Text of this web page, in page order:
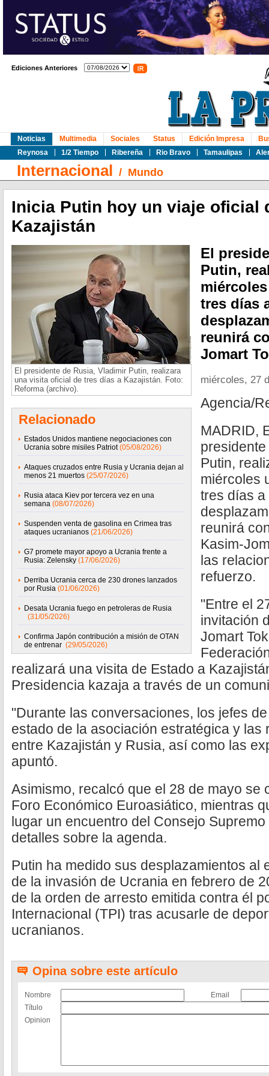
Ediciones Anteriores
Noticias
Reynosa
1/2 Tiempo Ribereña Rio Bravo Tamaulipas
Multimedia Sociales Status Edición Impresa
Internacional / Mundo
Inicia Putin hoy un viaje oficial
Kazajistán
El presidente de Rusia, Vladimir Putin, realizara
una visita oficial de tres días a Kazajistán. Foto:
Reforma (archivo).
Relacionado
Estados Unidos mantiene negociaciones con
Ucrania sobre misiles Patriot (05/08/2026)
Ataques cruzados entre Rusia y Ucrania dejan al
menos 21 muertos (25/07/2026)
Rusia ataca Kiev por tercera vez en una
semana (08/07/2026)
Suspenden venta de gasolina en Crimea tras
ataques ucranianos (21/06/2026)
G7 promete mayor apoyo a Ucrania frente a
Rusia: Zelensky (17/06/2026)
Derriba Ucrania cerca de 230 drones lanzados
por Rusia (01/06/2026)
Desata Ucrania fuego en petroleras de Rusia
(31/05/2026)
Confirma Japón contribución a misión de OTAN
de entrenar (29/05/2026)
El
Putin,
tres días
reunirá
Jomart
miércoles, 27
Agencia/
MADRID,
Putin,
miércoles
tres días a
reunirá
Kasim-
las
refuerzo.
"Entre el
invitación
Jomart
realizará una visita de Estado a
Presidencia kazaja a través de un
"Durante las conversaciones, los jefes
estado de la asociación estratégica y las
entre Kazajistán y Rusia, así como las
apuntó.
Asimismo, recalcó que el 28 de mayo se
Foro Económico Euroasiático, mientras
lugar un encuentro del Consejo
detalles sobre la agenda.
Putin ha medido sus desplazamientos al
de la invasión de Ucrania en febrero de
de la orden de arresto emitida contra él
Internacional (TPI) tras acusarle de
ucranianos.
Opina sobre este artículo
Nombre
Email
Título
Opinion